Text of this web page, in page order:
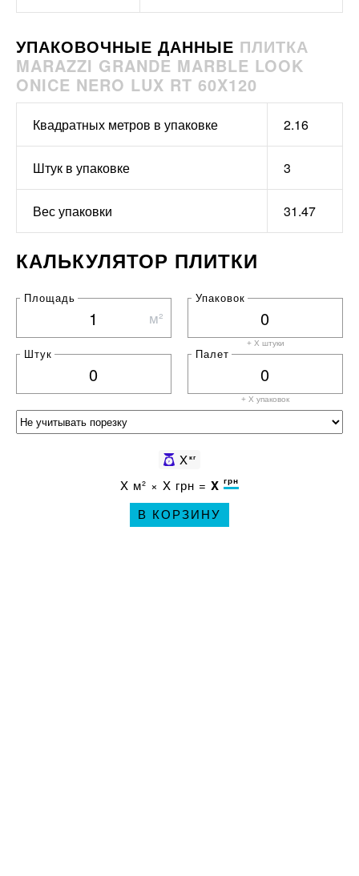
УПАКОВОЧНЫЕ ДАННЫЕ ПЛИТКА
MARAZZI GRANDE MARBLE LOOK
ONICE NERO LUX RT 60X120
Квадратных метров в упаковке 2.16
Штук в упаковке 3
Вес упаковки 31.47
КАЛЬКУЛЯТОР ПЛИТКИ
Площадь
м²
Упаковок
+ X штуки
Штук Палет
+ X упаковок
Xкг
X м² × X грн = X грн
В КОРЗИНУ